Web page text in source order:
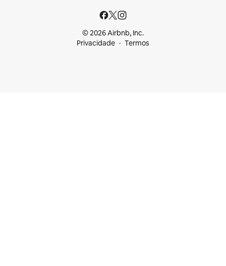
© 2026 Airbnb, Inc.
Privacidade
Termos